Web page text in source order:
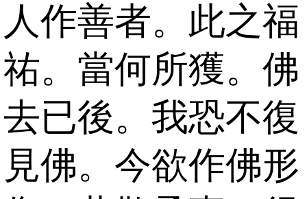
人作善者。此之福
祐。當何所獲。佛
去已後。我恐不復
見佛。今欲作佛形